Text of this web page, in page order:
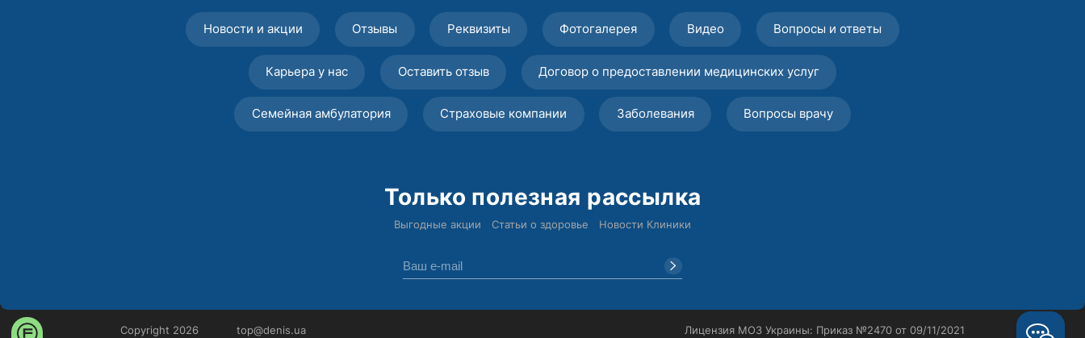
Новости и акции Отзывы Реквизиты Фотогалерея Видео Вопросы и ответы
Карьера у нас Оставить отзыв Договор о предоставлении медицинских услуг
Семейная амбулатория Страховые компании Заболевания Вопросы врачу
Только полезная рассылка
Выгодные акции Статьи о здоровье Новости Клиники
Copyright 2026 top@denis.ua Лицензия МОЗ Украины: Приказ №2470 от 09/11/2021